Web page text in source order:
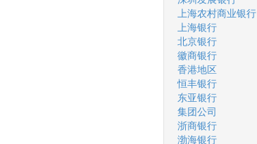
上海农村商业银行
上海银行
北京银行
徽商银行
香港地区
恒丰银行
东亚银行
集团公司
浙商银行
渤海银行